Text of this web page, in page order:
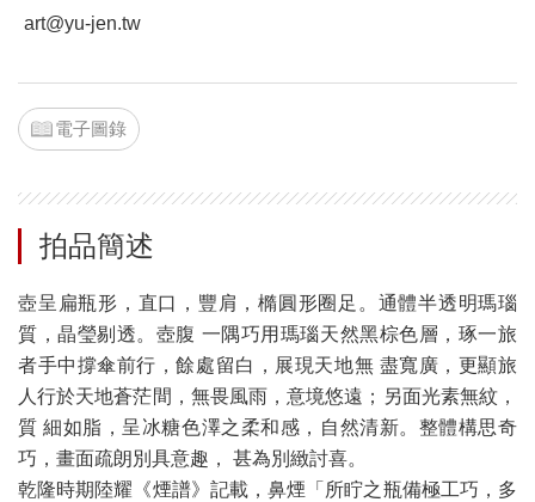
art@yu-jen.tw
電子圖錄
拍品簡述
壺呈扁瓶形，直口，豐肩，橢圓形圈足。通體半透明瑪瑙
質，晶瑩剔透。壺腹 一隅巧用瑪瑙天然黑棕色層，琢一旅
者手中撐傘前行，餘處留白，展現天地無 盡寬廣，更顯旅
人行於天地蒼茫間，無畏風雨，意境悠遠；另面光素無紋，
質 細如脂，呈冰糖色澤之柔和感，自然清新。整體構思奇
巧，畫面疏朗別具意趣， 甚為別緻討喜。
乾隆時期陸耀《煙譜》記載，鼻煙「所眝之瓶備極工巧，多